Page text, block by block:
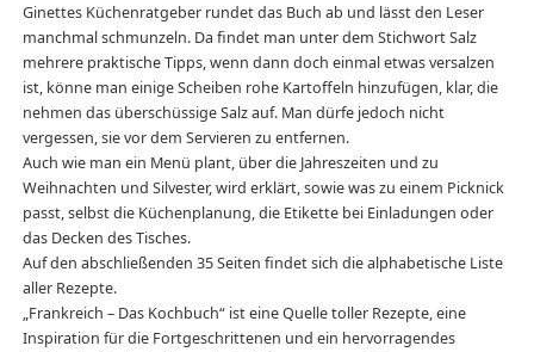
Ginettes Küchenratgeber rundet das Buch ab und lässt den Leser
manchmal schmunzeln. Da findet man unter dem Stichwort Salz
mehrere praktische Tipps, wenn dann doch einmal etwas versalzen
ist, könne man einige Scheiben rohe Kartoffeln hinzufügen, klar, die
nehmen das überschüssige Salz auf. Man dürfe jedoch nicht
vergessen, sie vor dem Servieren zu entfernen.
Auch wie man ein Menü plant, über die Jahreszeiten und zu
Weihnachten und Silvester, wird erklärt, sowie was zu einem Picknick
passt, selbst die Küchenplanung, die Etikette bei Einladungen oder
das Decken des Tisches.
Auf den abschließenden 35 Seiten findet sich die alphabetische Liste
aller Rezepte.
„Frankreich – Das Kochbuch“ ist eine Quelle toller Rezepte, eine
Inspiration für die Fortgeschrittenen und ein hervorragendes